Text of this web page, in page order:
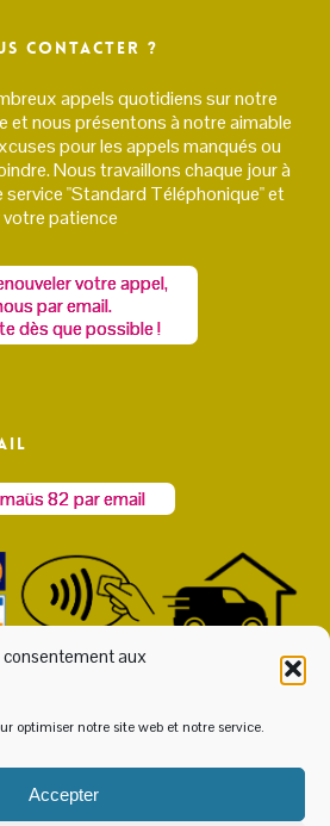
consentement aux
optimiser notre site web et notre service.
Accepter
contacter ?
appels quotidiens sur notre
et nous présentons à notre aimable
pour les appels manqués ou
Nous travaillons chaque jour à
"Standard Téléphonique" et
patience
votre appel,
par email.
dès que possible !
82 par email